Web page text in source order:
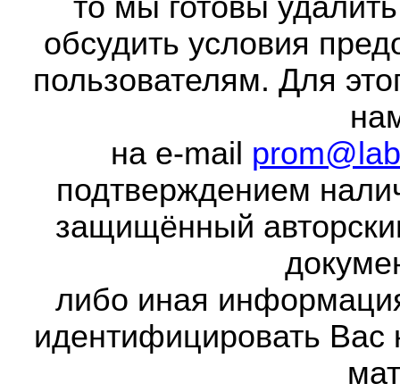
то мы готовы
обсудить условия
пользователям. Для
на e-mail
подтверждением
защищённый
либо иная
идентифицировать Вас